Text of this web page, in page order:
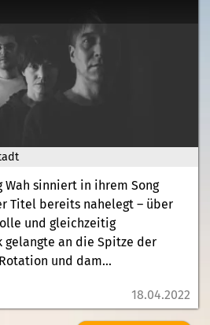
Wah sinniert in ihrem Song
Titel bereits nahelegt – über
und gleichzeitig
gelangte an die Spitze der
und dam...
18.04.2022